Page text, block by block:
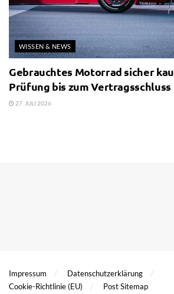
WISSEN & NEWS
Gebrauchtes Motorrad sicher
Prüfung bis zum Vertragsschluss
27. JULI 2026
Impressum
Datenschutzerklärung
Cookie-Richtlinie (EU)
Post Sitemap